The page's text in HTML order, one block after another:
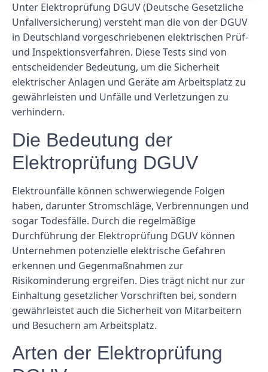
Unter Elektroprüfung DGUV (Deutsche Gesetzliche
Unfallversicherung) versteht man die von der DGUV
in Deutschland vorgeschriebenen elektrischen Prüf-
und Inspektionsverfahren. Diese Tests sind von
entscheidender Bedeutung, um die Sicherheit
elektrischer Anlagen und Geräte am Arbeitsplatz zu
gewährleisten und Unfälle und Verletzungen zu
verhindern.
Die Bedeutung der
Elektroprüfung DGUV
Elektrounfälle können schwerwiegende Folgen
haben, darunter Stromschläge, Verbrennungen und
sogar Todesfälle. Durch die regelmäßige
Durchführung der Elektroprüfung DGUV können
Unternehmen potenzielle elektrische Gefahren
erkennen und Gegenmaßnahmen zur
Risikominderung ergreifen. Dies trägt nicht nur zur
Einhaltung gesetzlicher Vorschriften bei, sondern
gewährleistet auch die Sicherheit von Mitarbeitern
und Besuchern am Arbeitsplatz.
Arten der Elektroprüfung